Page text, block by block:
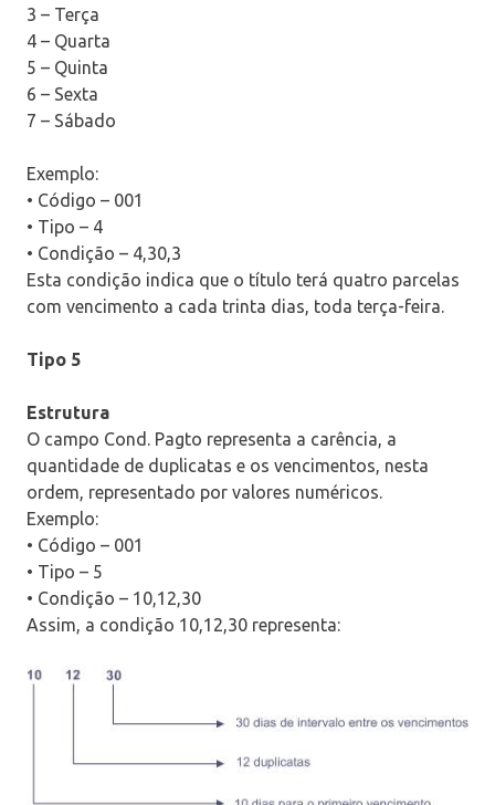
3 – Terça
4 – Quarta
5 – Quinta
6 – Sexta
7 – Sábado
Exemplo:
• Código – 001
• Tipo – 4
• Condição – 4,30,3
Esta condição indica que o título terá quatro parcelas
com vencimento a cada trinta dias, toda terça-feira.
Tipo 5
Estrutura
O campo Cond. Pagto representa a carência, a
quantidade de duplicatas e os vencimentos, nesta
ordem, representado por valores numéricos.
Exemplo:
• Código – 001
• Tipo – 5
• Condição – 10,12,30
Assim, a condição 10,12,30 representa: